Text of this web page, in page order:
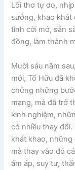
Lối thơ tự do,
sướng, khao khát
tình cởi mở, sẵn
đồng, làm thành
Mười sáu năm
mới, Tố Hữu đã
chững những
mạng, mà đã trở
kinh nghiệm,
có nhiều thay
khát khao, những
mà thay vào đó
ấm áp, suy tư,